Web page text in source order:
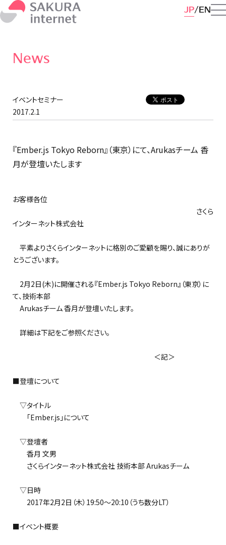
JP EN
News
イベントセミナー
2017.2.1
『Ember.js Tokyo Reborn』（東京）にて、Arukasチーム 香
月が登壇いたします
お客様各位
さくら
インターネット株式会社
平素よりさくらインターネットに格別のご愛顧を賜り、誠にありが
とうございます。
2月2日(木)に開催される『Ember.js Tokyo Reborn』（東京）に
て、技術本部
Arukasチーム 香月が登壇いたします。
詳細は下記をご参照ください。
＜記＞
■登壇について
▽タイトル
「Ember.js」について
▽登壇者
香月 文男
さくらインターネット株式会社 技術本部 Arukasチーム
▽日時
2017年2月2日（木）19:50～20:10（うち数分LT）
■イベント概要